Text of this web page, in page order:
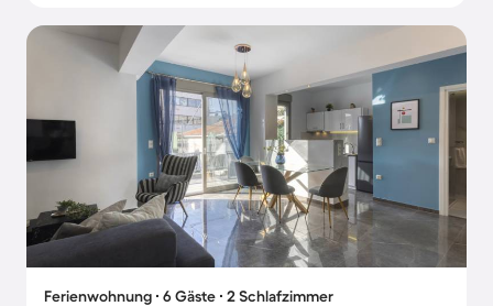
Ferienwohnung ∙ 6 Gäste ∙ 2 Schlafzimmer